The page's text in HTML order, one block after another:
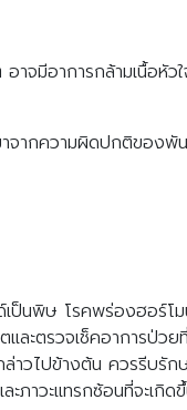
จมีอาการกล้ามเนื้อหัวใ
จากความผิดปกติของพั
เป็นพิษ โรคพร่องฮอร์โ
ละตรวจเช็คอาการป่วย
าวไปข้างต้น ควรรีบรั
ะภาวะแทรกซ้อนที่จะเกิ